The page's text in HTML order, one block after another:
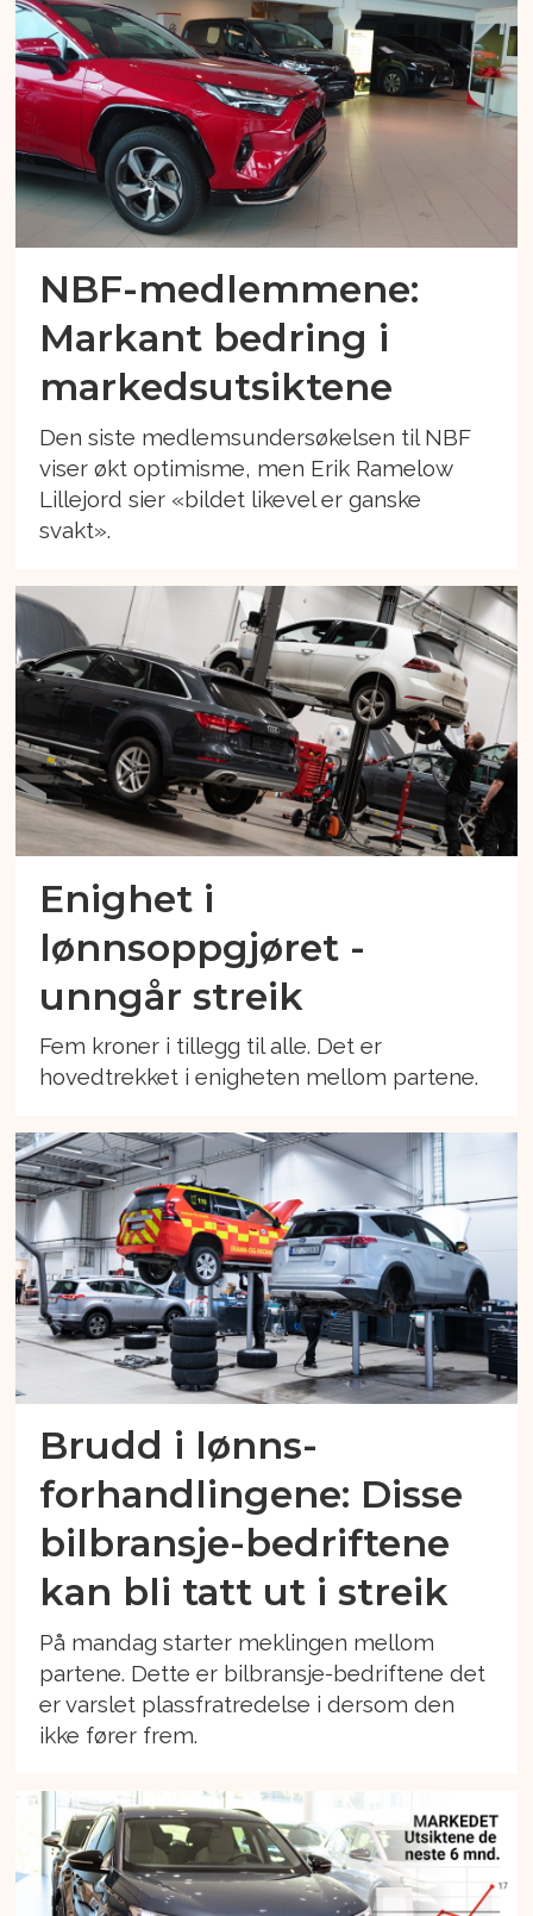
NBF-medlemmene:
Markant bedring i
markedsutsiktene
Den siste medlemsundersøkelsen til NBF
viser økt optimisme, men Erik Ramelow
Lillejord sier «bildet likevel er ganske
svakt».
Enighet i
lønnsoppgjøret -
unngår streik
Fem kroner i tillegg til alle. Det er
hovedtrekket i enigheten mellom partene.
Brudd i lønns-
forhandlingene: Disse
bilbransje-bedriftene
kan bli tatt ut i streik
På mandag starter meklingen mellom
partene. Dette er bilbransje-bedriftene det
er varslet plassfratredelse i dersom den
ikke fører frem.